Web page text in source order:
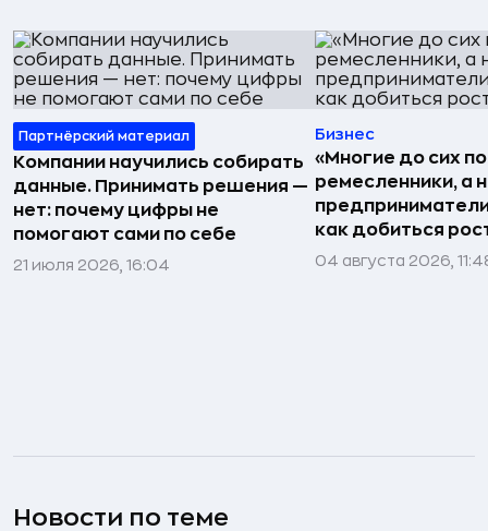
Партнёрский материал
Компании научились собирать
данные. Принимать решения —
нет: почему цифры не
помогают сами по себе
21 июля 2026, 16:04
Бизнес
«Многие до сих
ремесленники, а
как добиться
04 августа 2026,
Новости по теме